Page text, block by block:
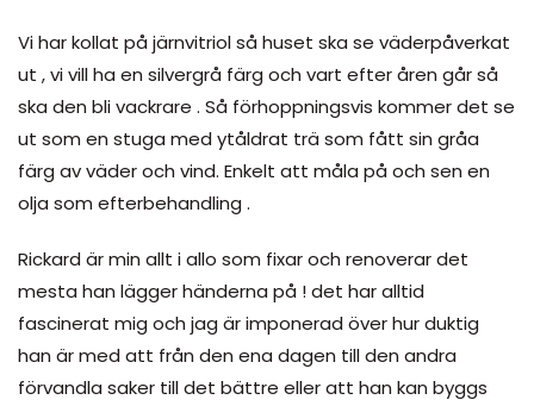
Vi har kollat på järnvitriol så huset ska se väderpåverkat
ut , vi vill ha en silvergrå färg och vart efter åren går så
ska den bli vackrare . Så förhoppningsvis kommer det se
ut som en stuga med ytåldrat trä som fått sin gråa
färg av väder och vind. Enkelt att måla på och sen en
olja som efterbehandling .
Rickard är min allt i allo som fixar och renoverar det
mesta han lägger händerna på ! det har alltid
fascinerat mig och jag är imponerad över hur duktig
han är med att från den ena dagen till den andra
förvandla saker till det bättre eller att han kan byggs